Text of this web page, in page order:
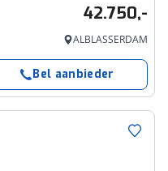
42.750,-
ALBLASSERDAM
Bel aanbieder